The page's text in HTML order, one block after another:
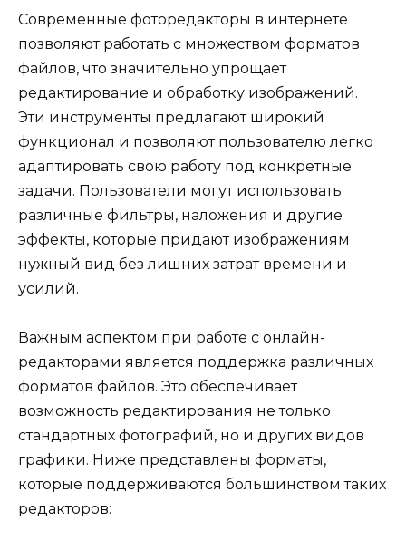
Современные фоторедакторы в интернете
позволяют работать с множеством форматов
файлов, что значительно упрощает
редактирование и обработку изображений.
Эти инструменты предлагают широкий
функционал и позволяют пользователю легко
адаптировать свою работу под конкретные
задачи. Пользователи могут использовать
различные фильтры, наложения и другие
эффекты, которые придают изображениям
нужный вид без лишних затрат времени и
усилий.
Важным аспектом при работе с онлайн-
редакторами является поддержка различных
форматов файлов. Это обеспечивает
возможность редактирования не только
стандартных фотографий, но и других видов
графики. Ниже представлены форматы,
которые поддерживаются большинством таких
редакторов: